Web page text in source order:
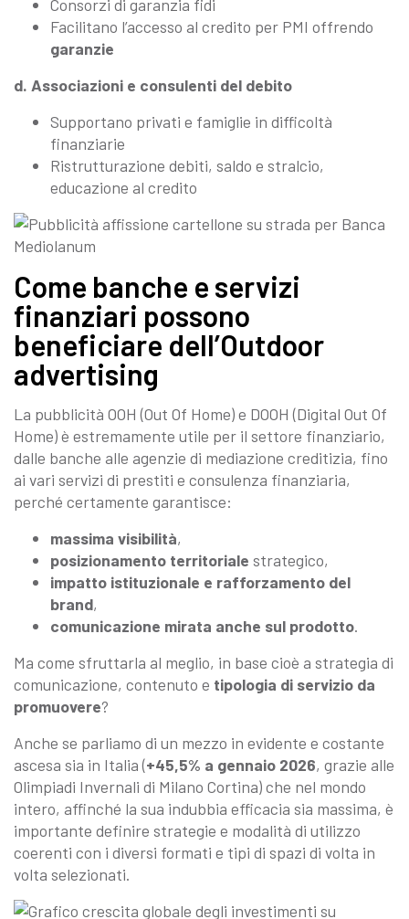
Consorzi di garanzia fidi
Facilitano l’accesso al credito per PMI offrendo
garanzie
d. Associazioni e consulenti del debito
Supportano privati e famiglie in difficoltà
finanziarie
Ristrutturazione debiti, saldo e stralcio,
educazione al credito
Come banche e servizi
finanziari possono
beneficiare dell’Outdoor
advertising
La pubblicità OOH (Out Of Home) e DOOH (Digital Out Of
Home) è estremamente utile per il settore finanziario,
dalle banche alle agenzie di mediazione creditizia, fino
ai vari servizi di prestiti e consulenza finanziaria,
perché certamente garantisce:
massima visibilità,
posizionamento territoriale strategico,
impatto istituzionale e rafforzamento del
brand,
comunicazione mirata anche sul prodotto.
Ma come sfruttarla al meglio, in base cioè a strategia di
comunicazione, contenuto e tipologia di servizio da
promuovere?
Anche se parliamo di un mezzo in evidente e costante
ascesa sia in Italia (+45,5% a gennaio 2026, grazie alle
Olimpiadi Invernali di Milano Cortina) che nel mondo
intero, affinché la sua indubbia efficacia sia massima, è
importante definire strategie e modalità di utilizzo
coerenti con i diversi formati e tipi di spazi di volta in
volta selezionati.